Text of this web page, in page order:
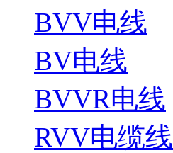
BVV电线
BV电线
BVVR电线
RVV电缆线